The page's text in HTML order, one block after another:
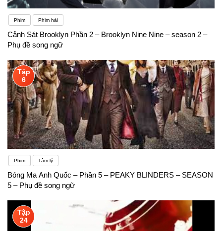
Phim Phim hài
Cảnh Sát Brooklyn Phần 2 – Brooklyn Nine Nine – season 2 –
Phụ đề song ngữ
Tập
6
Phim Tâm lý
Bóng Ma Anh Quốc – Phần 5 – PEAKY BLINDERS – SEASON
5 – Phụ đề song ngữ
Tập
24